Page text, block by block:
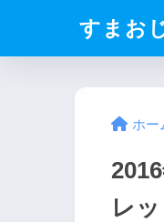
すまお
ホー
レ